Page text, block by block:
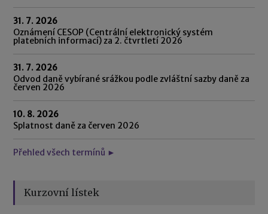
31. 7. 2026
Oznámení CESOP (Centrální elektronický systém
platebních informací) za 2. čtvrtletí 2026
31. 7. 2026
Odvod daně vybírané srážkou podle zvláštní sazby daně za
červen 2026
10. 8. 2026
Splatnost daně za červen 2026
Přehled všech termínů ►
Kurzovní lístek